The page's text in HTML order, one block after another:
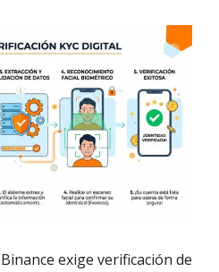
exige verificación de